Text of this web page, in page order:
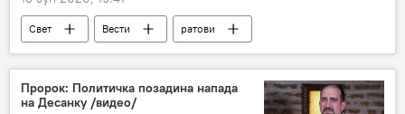
Свет Вести
ратови
конфликти
Пророк: Политичка позадина напада
на Десанку /видео/